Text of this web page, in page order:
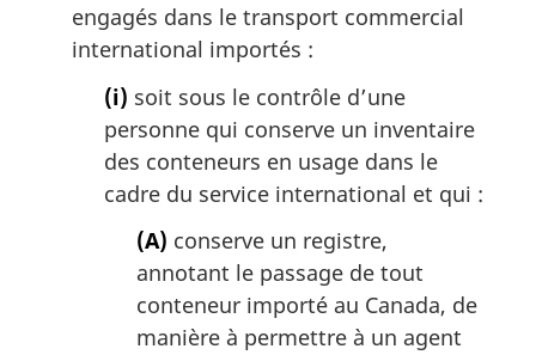
engagés dans le transport commercial
international importés :
(i) soit sous le contrôle d’une
personne qui conserve un inventaire
des conteneurs en usage dans le
cadre du service international et qui :
(A) conserve un registre,
annotant le passage de tout
conteneur importé au Canada, de
manière à permettre à un agent